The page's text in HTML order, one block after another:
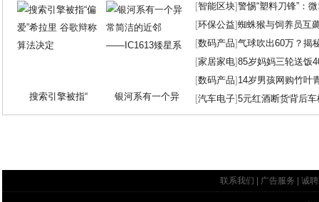
搜索引擎被指“ 银河系有一个异
[智能区块]警惕“塑料刀锋”：
[环保公益]蜘蛛猴与饲养员互
[数码产品]气球吹出60万？揭
[家居家电]85岁妈妈三轮送饭
[数码产品] 14岁男孩网购竹叶
[汽车电子]5元红酒断货背后
联系我们 广告服务 诚